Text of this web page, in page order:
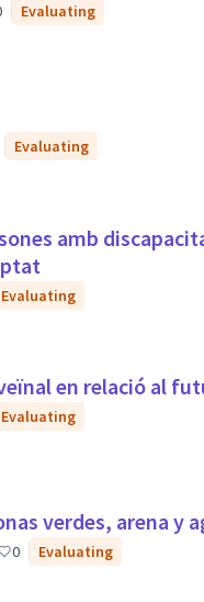
Evaluating
Evaluating
amb
Evaluating
en relació al
Evaluating
verdes, arena y
0 Evaluating